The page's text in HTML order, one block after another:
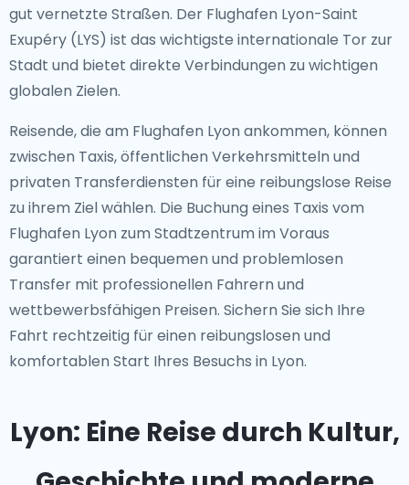
gut vernetzte Straßen. Der Flughafen Lyon-Saint
Exupéry (LYS) ist das wichtigste internationale Tor zur
Stadt und bietet direkte Verbindungen zu wichtigen
globalen Zielen.
Reisende, die am Flughafen Lyon ankommen, können
zwischen Taxis, öffentlichen Verkehrsmitteln und
privaten Transferdiensten für eine reibungslose Reise
zu ihrem Ziel wählen. Die Buchung eines Taxis vom
Flughafen Lyon zum Stadtzentrum im Voraus
garantiert einen bequemen und problemlosen
Transfer mit professionellen Fahrern und
wettbewerbsfähigen Preisen. Sichern Sie sich Ihre
Fahrt rechtzeitig für einen reibungslosen und
komfortablen Start Ihres Besuchs in Lyon.
Lyon: Eine Reise durch Kultur,